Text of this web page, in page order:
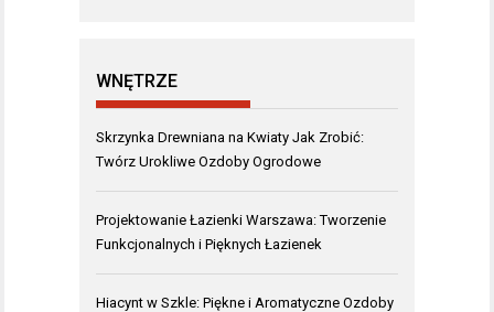
WNĘTRZE
Skrzynka Drewniana na Kwiaty Jak Zrobić:
Twórz Urokliwe Ozdoby Ogrodowe
Projektowanie Łazienki Warszawa: Tworzenie
Funkcjonalnych i Pięknych Łazienek
Hiacynt w Szkle: Piękne i Aromatyczne Ozdoby